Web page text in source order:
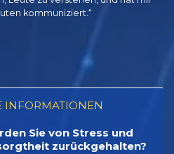
kommuniziert.“
INFORMATIONEN
Sie von Stress und
zurückgehalten?